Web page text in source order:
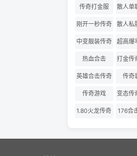
传奇打金服
散人单
刚开一秒传奇
私服
散人私
中变靓装传奇 超高爆
热血合击 打金传
英雄合击传奇 传奇
传奇游戏 变态传
1.80火龙传奇 176合